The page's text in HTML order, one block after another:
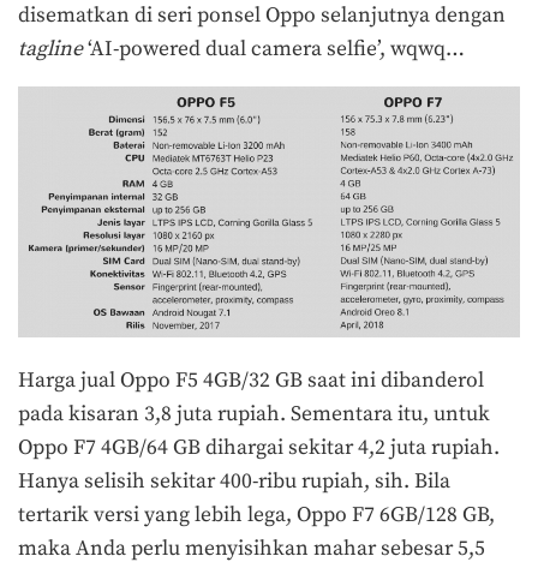
disematkan di seri ponsel Oppo selanjutnya dengan
tagline‘AI-powered dual camera selfie’, wqwq…
Harga jual Oppo F5 4GB/32 GB saat ini dibanderol
pada kisaran 3,8 juta rupiah. Sementara itu, untuk
Oppo F7 4GB/64 GB dihargai sekitar 4,2 juta rupiah.
Hanya selisih sekitar 400-ribu rupiah, sih. Bila
tertarik versi yang lebih lega, Oppo F7 6GB/128 GB,
maka Anda perlu menyisihkan mahar sebesar 5,5